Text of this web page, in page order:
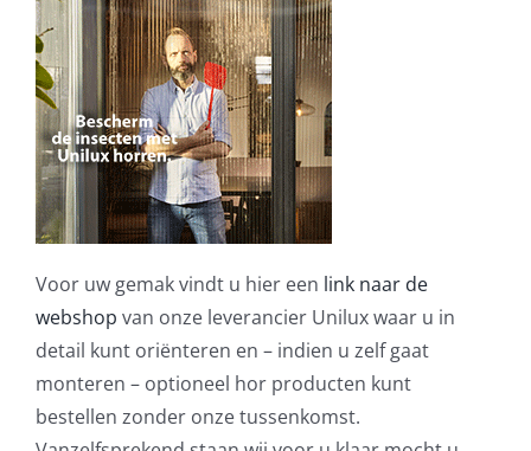
Voor uw gemak vindt u hier een link naar de
webshop van onze leverancier Unilux waar u in
detail kunt oriënteren en – indien u zelf gaat
monteren – optioneel hor producten kunt
bestellen zonder onze tussenkomst.